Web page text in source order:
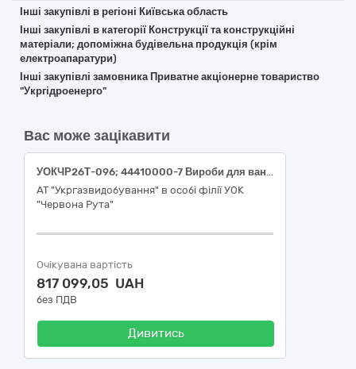
Інші закупівлі в регіоні Київська область
Інші закупівлі в категорії Конструкції та конструкційні
матеріали; допоміжна будівельна продукція (крім
електроапаратури)
Інші закупівлі замовника Приватне акціонерне товариство
"Укргідроенерго"
Вас може зацікавити
УОКЧР26Т-096; 44410000-7 Вироби для ванної кімнати та кухні (Вироби для ванної кімнати, кухні)
АТ "Укргазвидобування" в особі філії УОК
"Червона Рута"
Очікувана вартість
817 099,05 UAH
без ПДВ
Дивитись